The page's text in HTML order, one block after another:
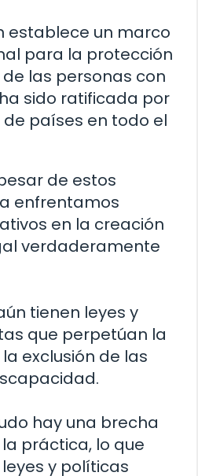
establece un marco
para la protección
las personas con
sido ratificada por
países en todo el
de estos
enfrentamos
en la creación
verdaderamente
tienen leyes y
que perpetúan la
exclusión de las
hay una brecha
práctica, lo que
y políticas